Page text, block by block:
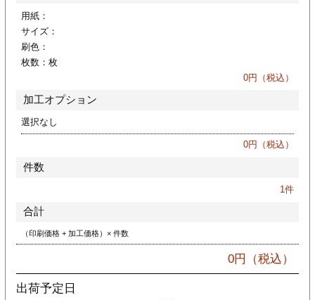
リーブ
用紙：
サイズ：
刷色：
枚数： 枚
0円（税込）
加工オプション
選択なし
0円（税込）
件数
1件
合計
（印刷価格 + 加工価格）× 件数
0円（税込）
出荷予定日